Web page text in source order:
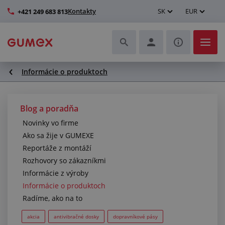
+421 249 683 813Kontakty SK EUR
Hadice a ich kompletizácia
Technické plasty
Dopravníkové pásy a montáž
Lepšie pracovné prostredie
Informácie o produktoch
Blog a poradňa
Novinky vo firme
Ako sa žije v GUMEXE
Reportáže z montáží
Rozhovory so zákazníkmi
Informácie z výroby
Informácie o produktoch
Radíme, ako na to
akcia antivibračné dosky dopravníkové pásy